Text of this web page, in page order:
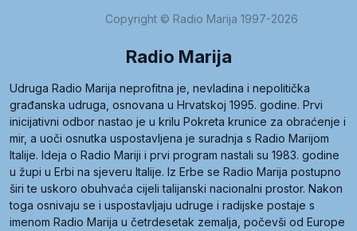
Copyright © Radio Marija 1997-2026
Radio Marija
Udruga Radio Marija neprofitna je, nevladina i nepolitička
građanska udruga, osnovana u Hrvatskoj 1995. godine. Prvi
inicijativni odbor nastao je u krilu Pokreta krunice za obraćenje i
mir, a uoči osnutka uspostavljena je suradnja s Radio Marijom
Italije. Ideja o Radio Mariji i prvi program nastali su 1983. godine
u župi u Erbi na sjeveru Italije. Iz Erbe se Radio Marija postupno
širi te uskoro obuhvaća cijeli talijanski nacionalni prostor. Nakon
toga osnivaju se i uspostavljaju udruge i radijske postaje s
imenom Radio Marija u četrdesetak zemalja, počevši od Europe